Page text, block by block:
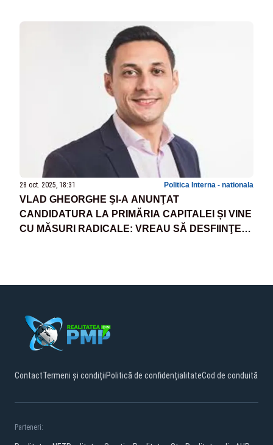
28 oct. 2025, 18:31 Politica Interna - nationala
VLAD GHEORGHE ŞI-A ANUNŢAT
CANDIDATURA LA PRIMĂRIA CAPITALEI ȘI VINE
CU MĂSURI RADICALE: VREAU SĂ DESFIINŢEZ
ContactTermeni și condițiiPolitică de confidențialitateCod de conduită
Parteneri: